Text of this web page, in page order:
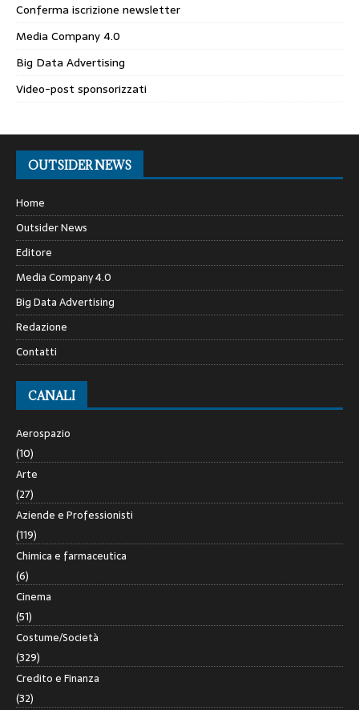
Conferma iscrizione newsletter
Media Company 4.0
Big Data Advertising
Video-post sponsorizzati
OUTSIDER NEWS
Home
Outsider News
Editore
Media Company 4.0
Big Data Advertising
Redazione
Contatti
CANALI
Aerospazio
(10)
Arte
(27)
Aziende e Professionisti
(119)
Chimica e farmaceutica
(6)
Cinema
(51)
Costume/Società
(329)
Credito e Finanza
(32)